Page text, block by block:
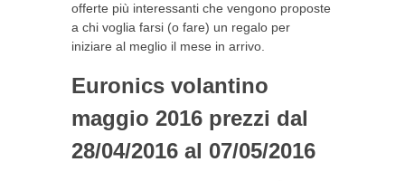
offerte più interessanti che vengono proposte
a chi voglia farsi (o fare) un regalo per
iniziare al meglio il mese in arrivo.
Euronics volantino
maggio 2016 prezzi dal
28/04/2016 al 07/05/2016